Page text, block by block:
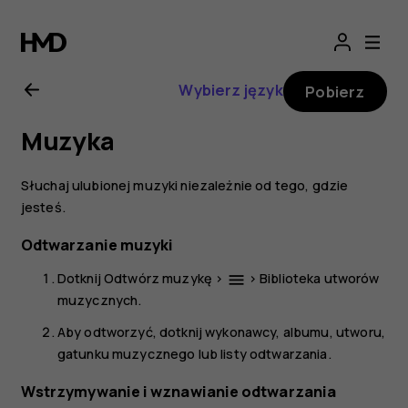
Nokia
2.1
—
instrukcja
obsługi
Wybierz język Pobierz
Muzyka
Słuchaj ulubionej muzyki niezależnie od tego, gdzie
jesteś.
Odtwarzanie muzyki
DotknijOdtwórz muzykę > menu > Biblioteka utworów
muzycznych.
Aby odtworzyć, dotknij wykonawcy, albumu, utworu,
gatunku muzycznego lub listy odtwarzania.
Wstrzymywanie i wznawianie odtwarzania